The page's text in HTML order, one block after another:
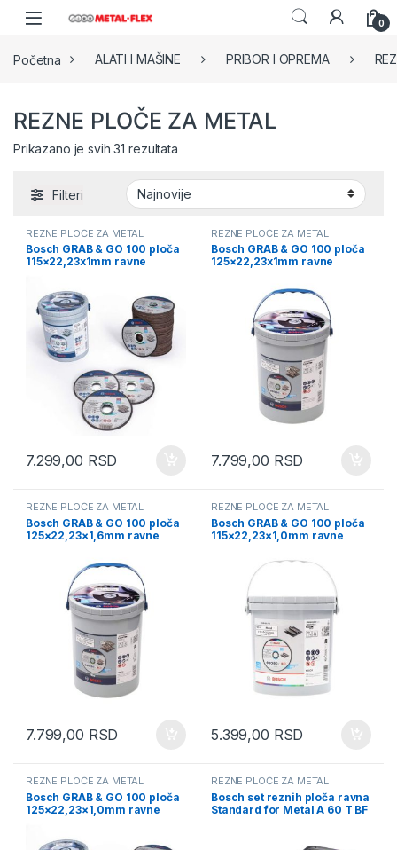
Skip to navigation
Skip to content
0
Početna ALATI I MAŠINE PRIBOR I OPREMA
REZNE PLOČE ZA METAL
Prikazano je svih 31 rezultataSorted by latest
Filteri
REZNE PLOČE ZA METAL
Bosch GRAB & GO 100 ploča
115×22,23x1mm ravne
7.299,00 RSD
REZNE PLOČE ZA METAL
Bosch GRAB & GO 100 ploča
125×22,23x1mm ravne
7.799,00 RSD
REZNE PLOČE ZA METAL
Bosch GRAB & GO 100 ploča
125×22,23×1,6mm ravne
7.799,00 RSD
REZNE PLOČE ZA METAL
Bosch GRAB & GO 100 ploča
115×22,23×1,0mm ravne
5.399,00 RSD
REZNE PLOČE ZA METAL
Bosch GRAB & GO 100 ploča
125×22,23×1,0mm ravne
REZNE PLOČE ZA METAL
Bosch set reznih ploča ravna
Standard for Metal A 60 T BF